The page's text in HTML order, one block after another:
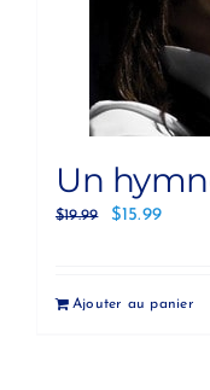
Un
$19.99 $15.99
Ajouter au panier